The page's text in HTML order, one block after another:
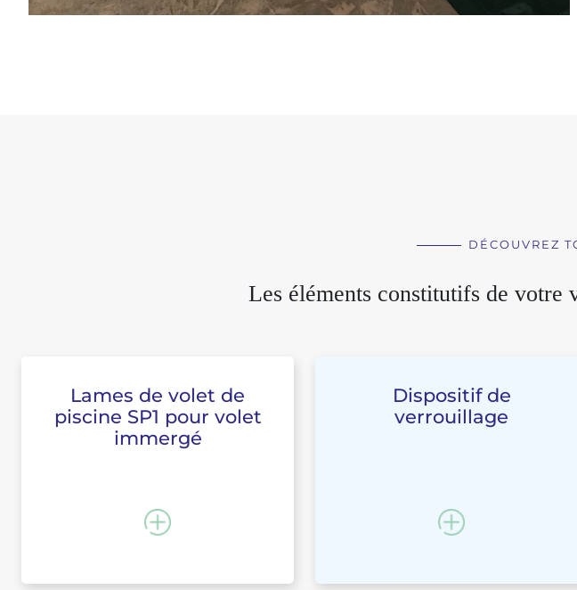
DÉCOUVREZ
Les éléments constitutifs de votre
Lames de volet de
piscine SP1 pour volet
immergé
Dispositif de
verrouillage